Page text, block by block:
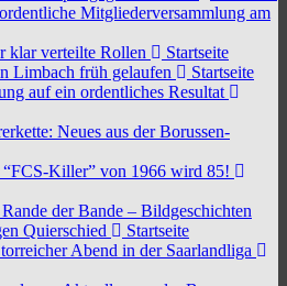
Mitgliederversammlung am
klar verteilte Rollen
Startseite
Limbach früh gelaufen
Startseite
auf ein ordentliches Resultat
Neues aus der Borussen-
Killer” von 1966 wird 85!
der Bande – Bildgeschichten
Quierschied
Startseite
Abend in der Saarlandliga